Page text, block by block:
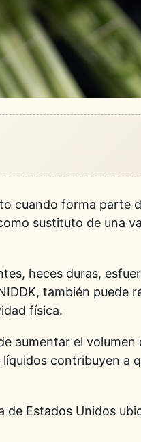
cuando forma parte
sustituto de una
heces duras,
también puede
física.
aumentar el volumen
contribuyen a
Estados Unidos